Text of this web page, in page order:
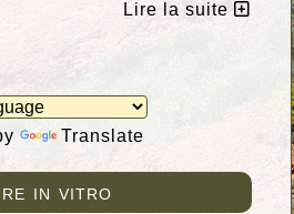
Translate
in vitro
Lire la suite